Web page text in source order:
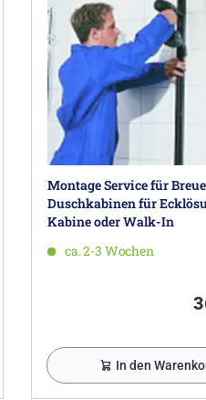
Montage Service für
Duschkabinen für
Kabine oder Walk-In
ca. 2-3 Wochen
In den